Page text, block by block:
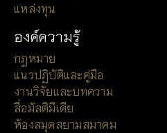
แหล่งทุน
องค์ความรู้
กฎหมาย
แนวปฏิบัติและคู่มือ
งานวิจัยและบทความ
สื่อมัลติมีเดีย
ห้องสมุดสยามสมาคม